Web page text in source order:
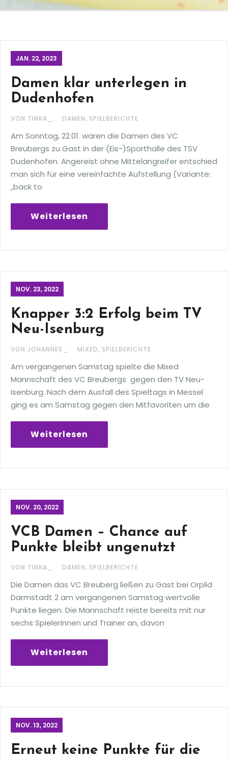
JAN. 22, 2023
Damen klar unterlegen in
Dudenhofen
VON TINKA_ DAMEN, SPIELBERICHTE
Am Sonntag, 22.01. waren die Damen des VC
Breubergs zu Gast in der (Eis-)Sporthalle des TSV
Dudenhofen. Angereist ohne Mittelangreifer entschied
man sich für eine vereinfachte Aufstellung (Variante:
„back to
Weiterlesen
NOV. 23, 2022
Knapper 3:2 Erfolg beim TV
Neu-Isenburg
VON JOHANNES_ MIXED, SPIELBERICHTE
Am vergangenen Samstag spielte die Mixed
Mannschaft des VC Breubergs gegen den TV Neu-
Isenburg. Nach dem Ausfall des Spieltags in Messel
ging es am Samstag gegen den Mitfavoriten um die
Weiterlesen
NOV. 20, 2022
VCB Damen – Chance auf
Punkte bleibt ungenutzt
VON TINKA_ DAMEN, SPIELBERICHTE
Die Damen das VC Breuberg ließen zu Gast bei Orplid
Darmstadt 2 am vergangenen Samstag wertvolle
Punkte liegen. Die Mannschaft reiste bereits mit nur
sechs Spielerinnen und Trainer an, davon
Weiterlesen
NOV. 13, 2022
Erneut keine Punkte für die